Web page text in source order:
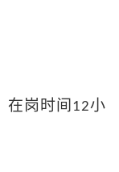
在岗时间 12小